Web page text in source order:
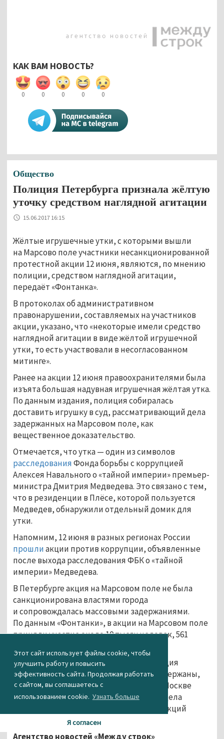
Этот сайт использует файлы cookie, чтобы
улучшить работу и повысить
эффективность сайта. Продолжая работать
с сайтом, вы соглашаетесь с
использованием cookie. Узнать больше
Я согласен
КАК ВАМ НОВОСТЬ?
0 0 0 0 0
Общество
Полиция Петербурга признала жёлтую
уточку средством наглядной агитации
15.06.2017 16:15
Жёлтые игрушечные утки, с которыми вышли
на Марсово поле участники несанкционированной
протестной акции 12 июня, являются, по мнению
полиции, средством наглядной агитации,
передаёт «Фонтанка».
В протоколах об административном
правонарушении, составляемых на участников
акции, указано, что «некоторые имели средство
наглядной агитации в виде жёлтой игрушечной
утки, то есть участвовали в несогласованном
митинге».
Ранее на акции 12 июня правоохранителями была
изъята большая надувная игрушечная жёлтая утка.
По данным издания, полиция собиралась
доставить игрушку в суд, рассматривающий дела
задержанных на Марсовом поле, как
вещественное доказательство.
Отмечается, что утка — один из символов
расследованияФонда борьбы с коррупцией
Алексея Навального о «тайной империи» премьер-
министра Дмитрия Медведева. Это связано с тем,
что в резиденции в Плёсе, которой пользуется
Медведев, обнаружили отдельный домик для
утки.
Напомним, 12 июня в разных регионах России
прошлиакции против коррупции, объявленные
после выхода расследования ФБК о «тайной
империи» Медведева.
В Петербурге акция на Марсовом поле не была
санкционирована властями города
и сопровождалась массовыми задержаниями.
По данным «Фонтанки», в акции на Марсовом поле
приняли участие около 10 тысяч человек, 561
В Москве, где несанкционированная акция
проходила на Тверской улице, были задержаны,
по данным «ОВД-Инфо», 866 человек. В Москве
и в Петербурге возбуждены уголовные дела
о нападении на полицейских во время акций
Агентство новостей «Между строк»